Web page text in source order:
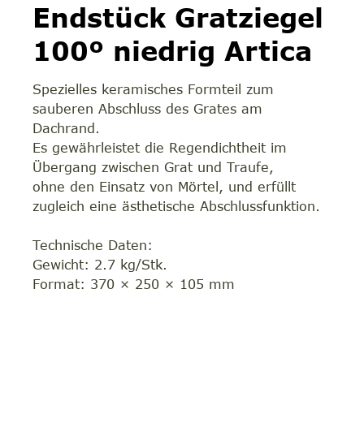
Endstück Gratziegel
100º niedrig Artica
Spezielles keramisches Formteil zum
sauberen Abschluss des Grates am
Dachrand.
Es gewährleistet die Regendichtheit im
Übergang zwischen Grat und Traufe,
ohne den Einsatz von Mörtel, und erfüllt
zugleich eine ästhetische Abschlussfunktion.
Technische Daten:
Gewicht: 2.7 kg/Stk.
Format: 370 × 250 × 105 mm